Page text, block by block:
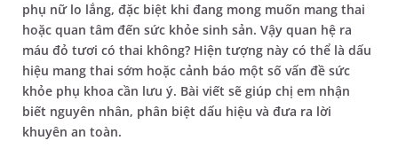
phụ nữ lo lắng, đặc biệt khi đang mong muốn mang thai
hoặc quan tâm đến sức khỏe sinh sản. Vậy quan hệ ra
máu đỏ tươi có thai không? Hiện tượng này có thể là dấu
hiệu mang thai sớm hoặc cảnh báo một số vấn đề sức
khỏe phụ khoa cần lưu ý. Bài viết sẽ giúp chị em nhận
biết nguyên nhân, phân biệt dấu hiệu và đưa ra lời
khuyên an toàn.